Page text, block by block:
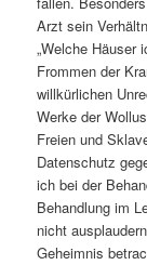
Arzt sein
„Welche Häuser
Frommen der
willkürlichen
Werke der
Freien und
Datenschutz
ich bei der
Behandlung im
nicht
Geheimnis